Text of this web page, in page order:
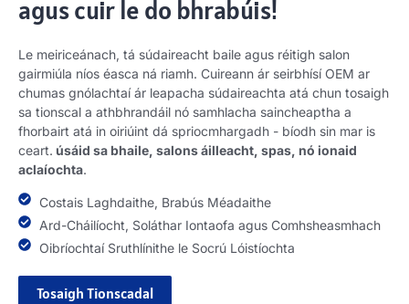
agus cuir le do bhrabúis!
Le meiriceánach, tá súdaireacht baile agus réitigh salon
gairmiúla níos éasca ná riamh. Cuireann ár seirbhísí OEM ar
chumas gnólachtaí ár leapacha súdaireachta atá chun tosaigh
sa tionscal a athbhrandáil nó samhlacha saincheaptha a
fhorbairt atá in oiriúint dá spriocmhargadh - bíodh sin mar is
ceart. úsáid sa bhaile, salons áilleacht, spas, nó ionaid
aclaíochta.
Costais Laghdaithe, Brabús Méadaithe
Ard-Cháilíocht, Soláthar Iontaofa agus Comhsheasmhach
Oibríochtaí Sruthlínithe le Socrú Lóistíochta
Tosaigh Tionscadal